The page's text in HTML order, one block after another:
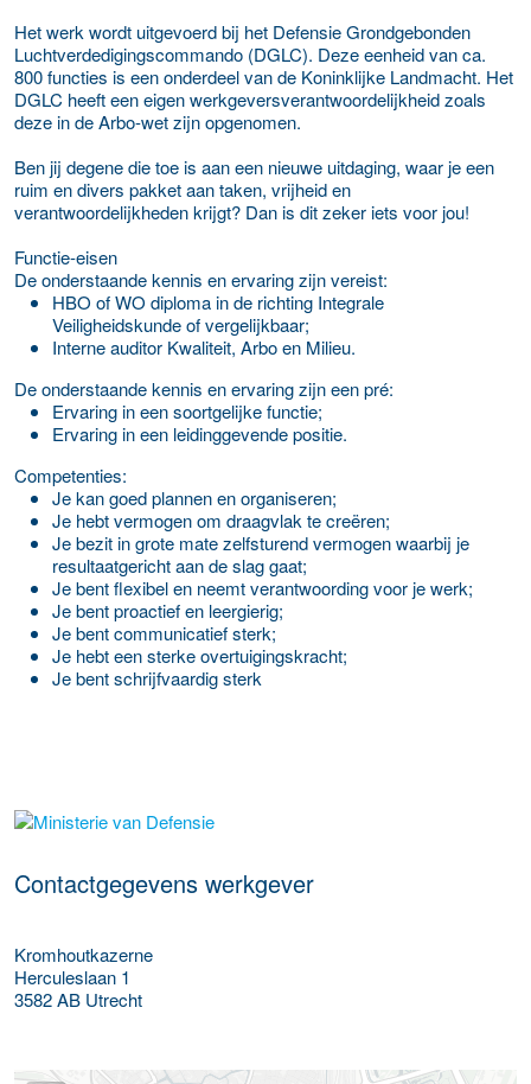
Het werk wordt uitgevoerd bij het Defensie Grondgebonden
Luchtverdedigingscommando (DGLC). Deze eenheid van ca.
800 functies is een onderdeel van de Koninklijke Landmacht. Het
DGLC heeft een eigen werkgeversverantwoordelijkheid zoals
deze in de Arbo-wet zijn opgenomen.
Ben jij degene die toe is aan een nieuwe uitdaging, waar je een
ruim en divers pakket aan taken, vrijheid en
verantwoordelijkheden krijgt? Dan is dit zeker iets voor jou!
Functie-eisen
De onderstaande kennis en ervaring zijn vereist:
HBO of WO diploma in de richting Integrale
Veiligheidskunde of vergelijkbaar;
Interne auditor Kwaliteit, Arbo en Milieu.
De onderstaande kennis en ervaring zijn een pré:
Ervaring in een soortgelijke functie;
Ervaring in een leidinggevende positie.
Competenties:
Je kan goed plannen en organiseren;
Je hebt vermogen om draagvlak te creëren;
Je bezit in grote mate zelfsturend vermogen waarbij je
resultaatgericht aan de slag gaat;
Je bent flexibel en neemt verantwoording voor je werk;
Je bent proactief en leergierig;
Je bent communicatief sterk;
Je hebt een sterke overtuigingskracht;
Je bent schrijfvaardig sterk
Meer werkgever details
Contactgegevens werkgever
Kromhoutkazerne
Herculeslaan 1
3582 AB Utrecht